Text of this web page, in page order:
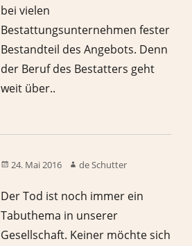
bei vielen
Bestattungsunternehmen fester
Bestandteil des Angebots. Denn
der Beruf des Bestatters geht
weit über..
24. Mai 2016 de Schutter
Der Tod ist noch immer ein
Tabuthema in unserer
Gesellschaft. Keiner möchte sich